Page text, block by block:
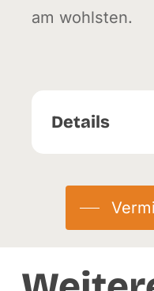
am wohlsten.
Details
Herkunft:
Eingetroffen: